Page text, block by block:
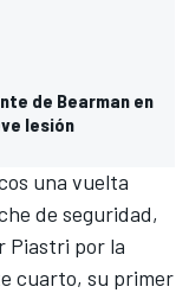
de Bearman en
lesión
una vuelta
de seguridad,
Piastri por la
cuarto, su primer